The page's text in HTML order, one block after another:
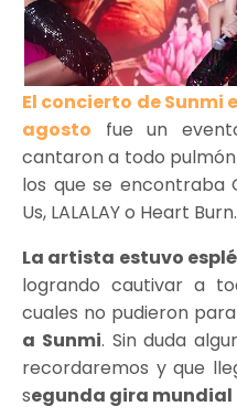
El concierto de Sunmi
agosto fue un
cantaron a todo pulmón
los que se encontraba
Us, LALALAY o Heart Burn.
La artista estuvo
logrando cautivar a
cuales no pudieron
a Sunmi. Sin duda
recordaremos y que
segunda gira mundial